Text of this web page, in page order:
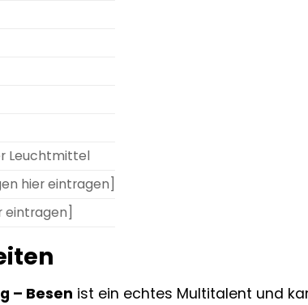
Leuchtmittel
hier eintragen]
eintragen]
– Besen ist ein echtes Multitalent und